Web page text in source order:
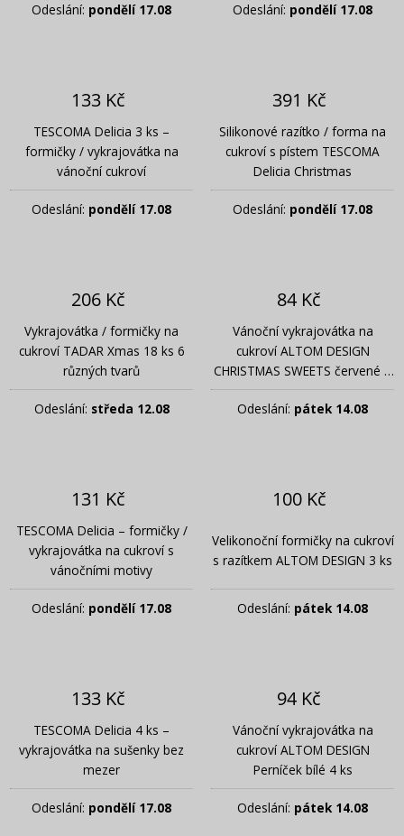
Odeslání: pondělí 17.08 Odeslání: pondělí 17.08
133 Kč
TESCOMA Delicia 3 ks –
formičky / vykrajovátka na
vánoční cukroví
Odeslání: pondělí 17.08
391 Kč
Silikonové razítko / forma na
cukroví s pístem TESCOMA
Delicia Christmas
Odeslání: pondělí 17.08
206 Kč
Vykrajovátka / formičky na
cukroví TADAR Xmas 18 ks 6
různých tvarů
Odeslání: středa 12.08
84 Kč
Vánoční vykrajovátka na
cukroví ALTOM DESIGN
CHRISTMAS SWEETS červené 3
ks
Odeslání: pátek 14.08
131 Kč
TESCOMA Delicia – formičky /
vykrajovátka na cukroví s
vánočními motivy
Odeslání: pondělí 17.08
100 Kč
Velikonoční formičky na cukroví
s razítkem ALTOM DESIGN 3 ks
Odeslání: pátek 14.08
133 Kč
TESCOMA Delicia 4 ks –
vykrajovátka na sušenky bez
mezer
Odeslání: pondělí 17.08
94 Kč
Vánoční vykrajovátka na
cukroví ALTOM DESIGN
Perníček bílé 4 ks
Odeslání: pátek 14.08